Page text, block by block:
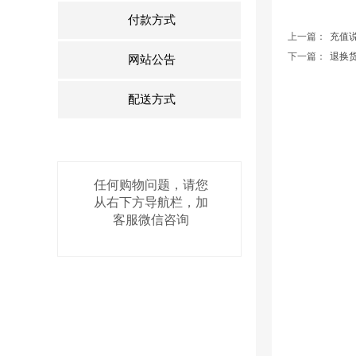
付款方式
网站公告
配送方式
上一篇：
充值
下一篇：
退换
任何购物问题，请您
从右下方导航栏，加
客服微信咨询